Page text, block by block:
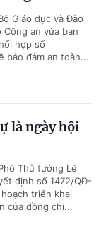
Giáo dục và Đào
Công an vừa ban
hợp số
bảo đảm an toàn...
là ngày hội
Thủ tướng Lê
định số 1472/QĐ-
triển khai
của đồng chí...